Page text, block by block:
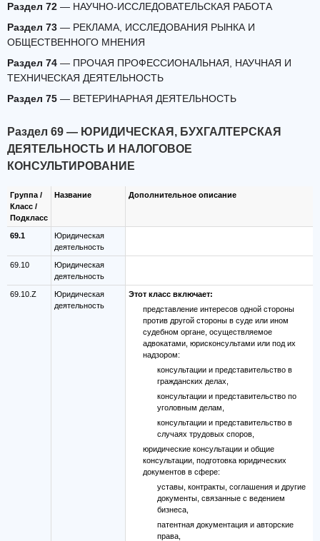
Раздел 72 — НАУЧНО-ИССЛЕДОВАТЕЛЬСКАЯ РАБОТА
Раздел 73 — РЕКЛАМА, ИССЛЕДОВАНИЯ РЫНКА И
ОБЩЕСТВЕННОГО МНЕНИЯ
Раздел 74 — ПРОЧАЯ ПРОФЕССИОНАЛЬНАЯ, НАУЧНАЯ И
ТЕХНИЧЕСКАЯ ДЕЯТЕЛЬНОСТЬ
Раздел 75 — ВЕТЕРИНАРНАЯ ДЕЯТЕЛЬНОСТЬ
Раздел 69 — ЮРИДИЧЕСКАЯ, БУХГАЛТЕРСКАЯ
ДЕЯТЕЛЬНОСТЬ И НАЛОГОВОЕ
КОНСУЛЬТИРОВАНИЕ
Группа /
Класс /
Подкласс
Название Дополнительное описание
69.1
Юридическая
деятельность
69.10
Юридическая
деятельность
69.10.Z
Юридическая
деятельность
Этот класс включает:
представление интересов одной стороны
против другой стороны в суде или ином
судебном органе, осуществляемое
адвокатами, юрисконсультами или под их
надзором:
консультации и представительство в
гражданских делах,
консультации и представительство по
уголовным делам,
консультации и представительство в
случаях трудовых споров,
юридические консультации и общие
консультации, подготовка юридических
документов в сфере:
уставы, контракты, соглашения и другие
документы, связанные с ведением
бизнеса,
патентная документация и авторские
права,